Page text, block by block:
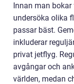
Innan man
undersöka olika
passar bäst.
inkluderar
privat jetflyg.
avgångar och
världen, medan